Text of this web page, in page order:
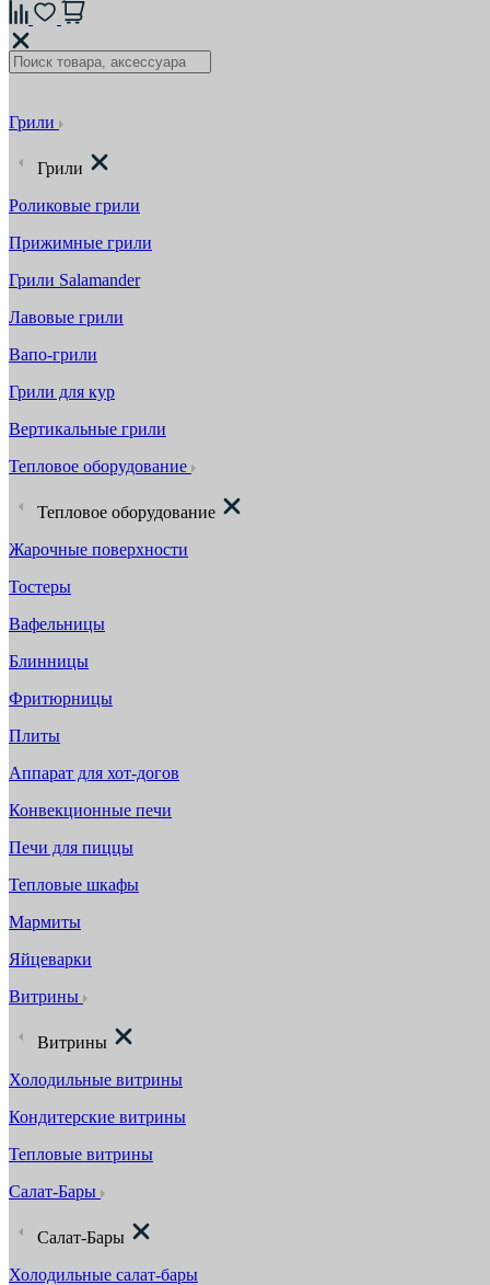
Грили
Грили
Роликовые грили
Прижимные грили
Грили Salamander
Лавовые грили
Вапо-грили
Грили для кур
Вертикальные грили
Тепловое оборудование
Тепловое оборудование
Жарочные поверхности
Тостеры
Вафельницы
Блинницы
Фритюрницы
Плиты
Аппарат для хот-догов
Конвекционные печи
Печи для пиццы
Тепловые шкафы
Мармиты
Яйцеварки
Витрины
Витрины
Холодильные витрины
Кондитерские витрины
Тепловые витрины
Салат-Бары
Салат-Бары
Холодильные салат-бары